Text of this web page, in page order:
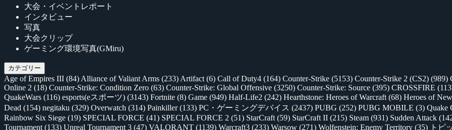
大会・イベントレポート
インタビュー
写真
大会クリップ
ゲーミング環境写真(GMiru)
カテゴリー
Age of Empires III (84) Alliance of Valiant Arms (233) Artifact (6) Call of Duty4 (164) Counter-Strike (5153) Counter-Strike 2 (CS2) (989)
Online 2 (18) Counter-Strike: Condition Zero (63) Counter-Strike: Global Offensive (3250) Counter-Strike: Source (395) CROSSFIRE
QuakeWars (116) esports(eスポーツ) (3143) Fortnite (8) Game (949) Half-Life2 (242) Hearthstone: Heroes of Warcraft (68) Heroes of
Dead (154) negitaku (329) Overwatch (314) Painkiller(133) PC・ゲーミングデバイス (2437) PUBG (252) PUBG MOBILE (3) Quake
Rainbow Six Siege (19) SPECIAL FORCE (41) SPECIAL FORCE 2 (51) StarCraft (59) StarCraft II (215) Steam (931) Sudden Attack
Tournament (133) Unreal Tournament 3 (47) VALORANT (1139) Warcraft3 (233) Warsow (271) Wolfenstein: Enemy Territory (35) トピ